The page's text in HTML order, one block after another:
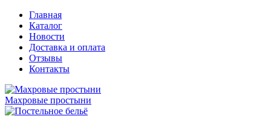
Главная
Каталог
Новости
Доставка и оплата
Отзывы
Контакты
Махровые простыни